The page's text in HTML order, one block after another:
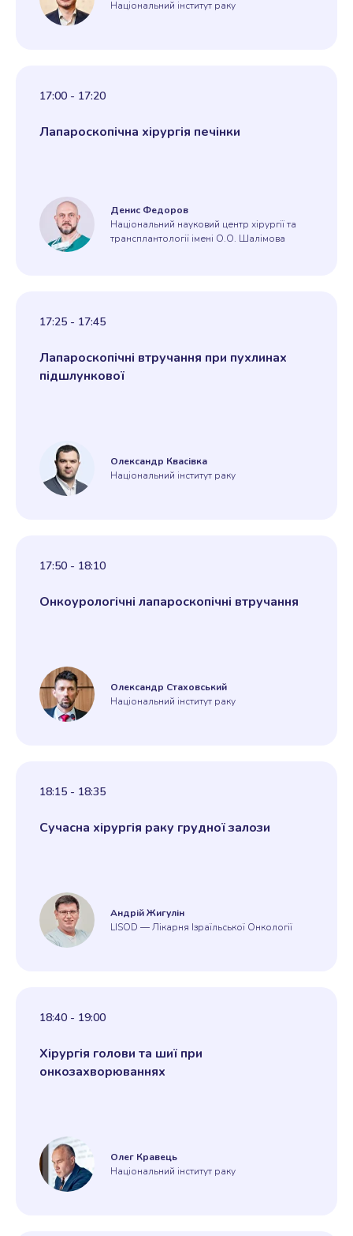
Національний інститут раку
17:00 - 17:20
Лапароскопічна хірургія печінки
Денис Федоров
Національний науковий центр хірургії та
трансплантології імені О.О. Шалімова
17:25 - 17:45
Лапароскопічні втручання при пухлинах
підшлункової
Олександр Квасівка
Національний інститут раку
17:50 - 18:10
Онкоурологічні лапароскопічні втручання
Олександр Стаховський
Національний інститут раку
18:15 - 18:35
Сучасна хірургія раку грудної залози
Андрій Жигулін
LISOD — Лікарня Ізраїльської Онкології
18:40 - 19:00
Хірургія голови та шиї при
онкозахворюваннях
Олег Кравець
Національний інститут раку